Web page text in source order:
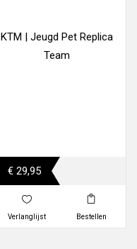
KTM | Jeugd Pet Replica
Team
€ 29,95
Verlanglijst Bestellen